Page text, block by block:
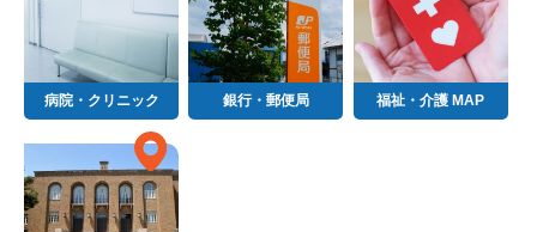
病院・クリニック 銀行・郵便局 福祉・介護 MAP